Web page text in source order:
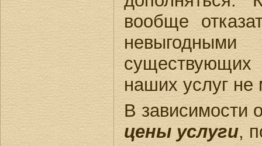
вообще
наших услуг не
В зависимости
цены услуги,